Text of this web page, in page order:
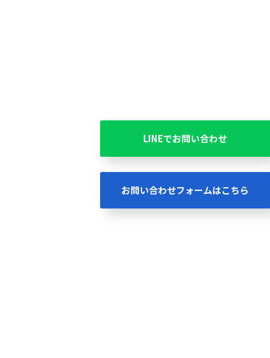
LINEでお問い合わせ
お問い合わせフォームはこちら